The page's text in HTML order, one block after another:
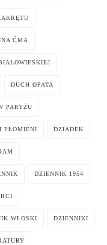
ĆMA
DUCH OPATA
PARYŻU
PŁOMIENI DZIADEK
DZIENNIK 1954
WŁOSKI DZIENNIKI